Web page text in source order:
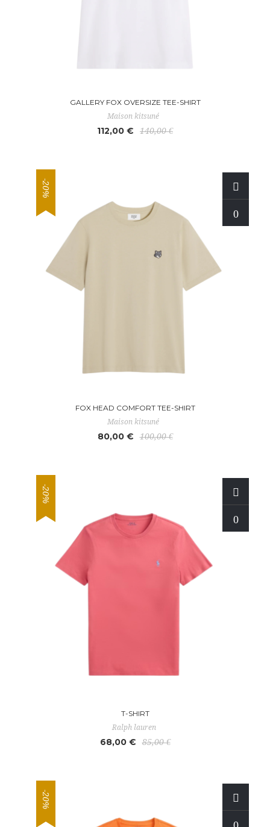
GALLERY FOX OVERSIZE TEE-SHIRT
Maison kitsuné
112,00 € 140,00 €
-20%
FOX HEAD COMFORT TEE-SHIRT
Maison kitsuné
80,00 € 100,00 €
-20%
T-SHIRT
Ralph lauren
68,00 € 85,00 €
-20%